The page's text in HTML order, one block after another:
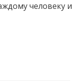
человеку и